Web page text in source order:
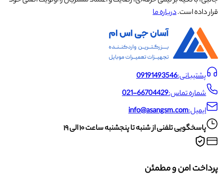
قرار داده است.درباره ما
پشتیبانی:09191493546
شماره تماس:021-66704429
ایمیل:info@asangsm.com
پاسخگویی تلفنی از شنبه تا پنجشنبه ساعت ۱۰ الی ۱۹
پرداخت امن و مطمئن